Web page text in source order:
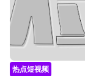
热点短视频